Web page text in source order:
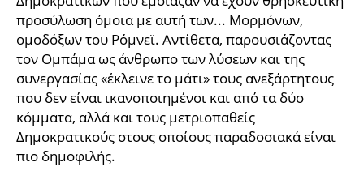
προσύλωση όμοια με αυτή των... Μορμόνων,
ομοδόξων του Ρόμνεϊ. Αντίθετα, παρουσιάζοντας
τον Ομπάμα ως άνθρωπο των λύσεων και της
συνεργασίας «έκλεινε το μάτι» τους ανεξάρτητους
που δεν είναι ικανοποιημένοι και από τα δύο
κόμματα, αλλά και τους μετριοπαθείς
Δημοκρατικούς στους οποίους παραδοσιακά είναι
πιο δημοφιλής.